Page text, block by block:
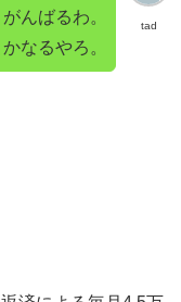
tad
んばるわ。
なるやろ。